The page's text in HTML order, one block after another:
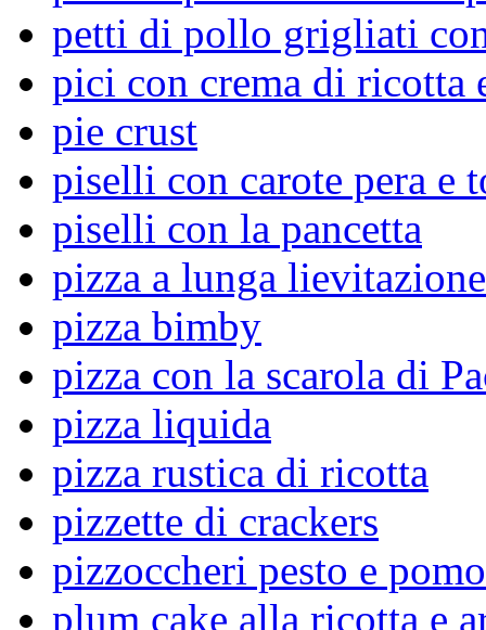
petti di pollo grigliati
pici con crema di ricotta
pie crust
piselli con carote pera e
piselli con la pancetta
pizza a lunga lievitazione
pizza bimby
pizza con la scarola di
pizza liquida
pizza rustica di ricotta
pizzette di crackers
pizzoccheri pesto e
plum cake alla ricotta e